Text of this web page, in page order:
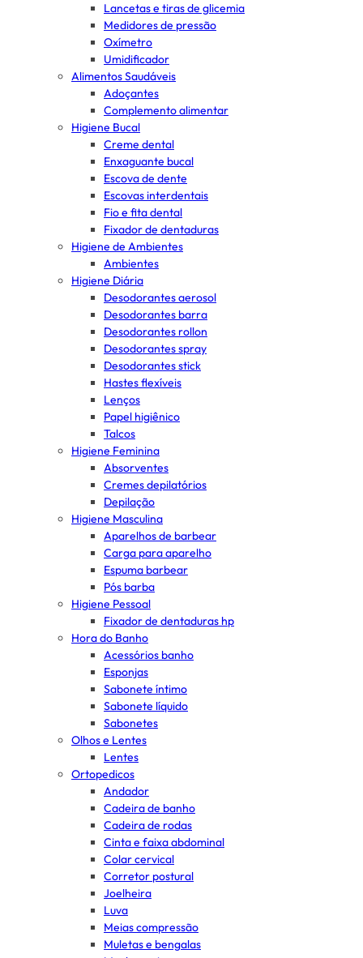
Lancetas e tiras de glicemia
Medidores de pressão
Oxímetro
Umidificador
Alimentos Saudáveis
Adoçantes
Complemento alimentar
Higiene Bucal
Creme dental
Enxaguante bucal
Escova de dente
Escovas interdentais
Fio e fita dental
Fixador de dentaduras
Higiene de Ambientes
Ambientes
Higiene Diária
Desodorantes aerosol
Desodorantes barra
Desodorantes rollon
Desodorantes spray
Desodorantes stick
Hastes flexíveis
Lenços
Papel higiênico
Talcos
Higiene Feminina
Absorventes
Cremes depilatórios
Depilação
Higiene Masculina
Aparelhos de barbear
Carga para aparelho
Espuma barbear
Pós barba
Higiene Pessoal
Fixador de dentaduras hp
Hora do Banho
Acessórios banho
Esponjas
Sabonete íntimo
Sabonete líquido
Sabonetes
Olhos e Lentes
Lentes
Ortopedicos
Andador
Cadeira de banho
Cadeira de rodas
Cinta e faixa abdominal
Colar cervical
Corretor postural
Joelheira
Luva
Meias compressão
Muletas e bengalas